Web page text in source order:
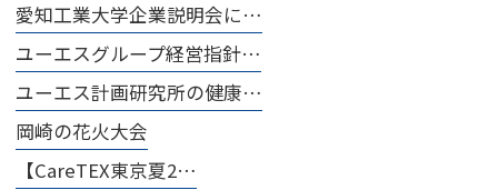
愛知工業大学企業説明会に…
ユーエスグループ経営指針…
ユーエス計画研究所の健康…
岡崎の花火大会
【CareTEX東京夏2…